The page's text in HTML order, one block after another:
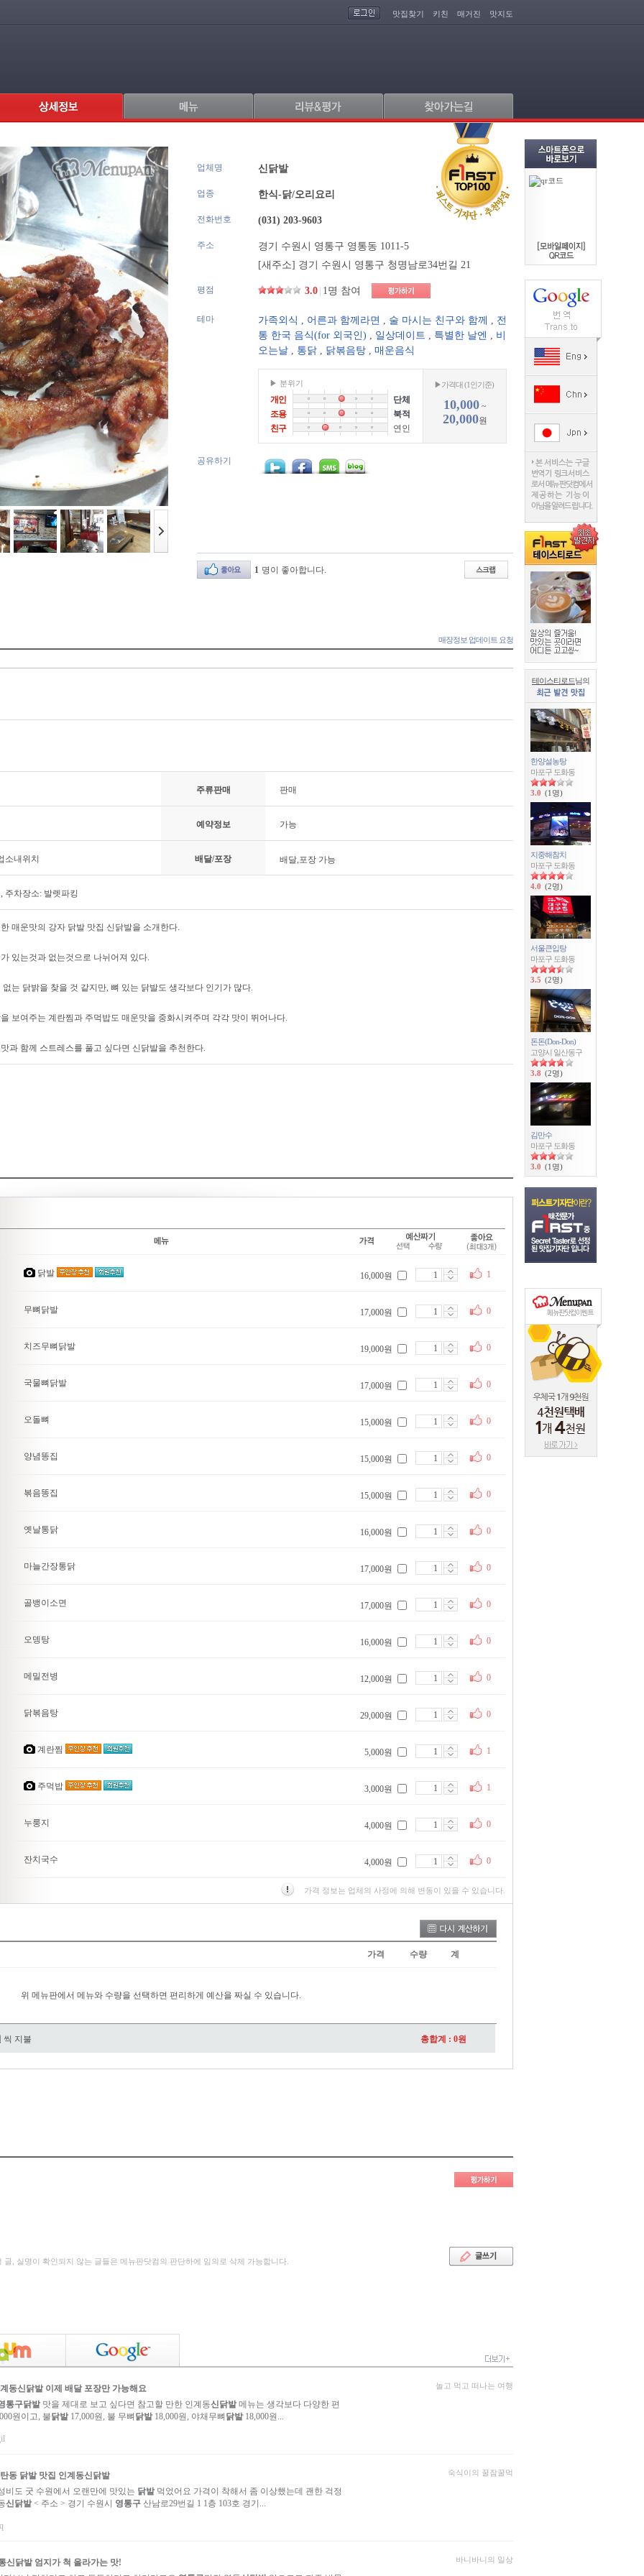
맛집찾기 키친 매거진 맛지도
업체명 신닭발
업종 한식-닭/오리요리
전화번호 (031) 203-9603
주소
경기 수원시 영통구 영통동 1011-5
[새주소] 경기 수원시 영통구 청명남로34번길 21
평점 3.0 1명 참여
테마 가족외식 , 어른과 함께라면 , 술 마시는 친구와 함께 , 전
통 한국 음식(for 외국인) , 일상데이트 , 특별한 날엔 , 비
오는날 , 통닭 , 닭볶음탕 , 매운음식
▶ 분위기
개인
단체
조용
북적
친구
연인
▶가격대 (1인기준)
10,000~
20,000원
공유하기
1 명이 좋아합니다.
매장정보 업데이트 요청
주류판매 판매
예약정보 가능
소내위치 배달/포장 배달,포장 가능
주차장소: 발렛파킹
매운맛의 강자 닭발 맛집 신닭발을 소개한다.
있는것과 없는것으로 나뉘어져 있다.
는 닭밝을 찾을 것 같지만, 뼈 있는 닭발도 생각보다 인기가 많다.
보여주는 계란찜과 주먹밥도 매운맛을 중화시켜주며 각각 맛이 뛰어나다.
과 함께 스트레스를 풀고 싶다면 신닭발을 추천한다.
닭발 16,000원 1
무뼈닭발 17,000원 0
치즈무뼈닭발 19,000원 0
국물뼈닭발 17,000원 0
오돌뼈 15,000원 0
양념똥집 15,000원 0
볶음똥집 15,000원 0
옛날통닭 16,000원 0
마늘간장통닭 17,000원 0
골뱅이소면 17,000원 0
오뎅탕 16,000원 0
메밀전병 12,000원 0
닭볶음탕 29,000원 0
계란찜 5,000원 1
주먹밥 3,000원 1
누룽지 4,000원 0
잔치국수 4,000원 0
가격 정보는 업체의 사정에 의해 변동이 있을 수 있습니다.
가격 수량 계
위 메뉴판에서 메뉴와 수량을 선택하면 편리하게 예산을 짜실 수 있습니다.
씩 지불 총합계 : 0원
, 실명이 확인되지 않는 글들은 메뉴판닷컴의 판단하에 임의로 삭제 가능합니다.
동신닭발 이제 배달 포장만 가능해요
통구닭발 맛을 제대로 보고 싶다면 참고할 만한 인계동신닭발 메뉴는 생각보다 다양한 편
원이고, 불닭발 17,000원, 불 무뼈 닭발 18,000원, 야채무뼈 닭발 18,000원...
놀고 먹고 떠나는 여행
동 닭발 맛집 인계동신닭발
비도 굿 수원에서 오랜만에 맛있는 닭발 먹었어요 가격이 착해서 좀 이상했는데 괜한 걱정
신닭발 < 주소 > 경기 수원시 영통구 산남로29번길 1 1층 103호 경기...
숙식이의 꿀잠꿀먹
신닭발 엄지가 척 올라가는 맛!
바니바니의 일상
테이스티로드님의
한양설농탕
마포구 도화동
3.0 (1명)
지중해참치
마포구 도화동
4.0 (2명)
서울큰입탕
마포구 도화동
3.5 (2명)
돈돈(Don-Don)
고양시 일산동구
3.8 (2명)
김만수
마포구 도화동
3.0 (1명)